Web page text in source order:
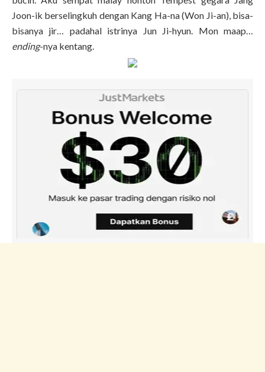
Joon-ik berselingkuh dengan Kang Ha-na (Won Ji-an), bisa-
bisanya jir… padahal istrinya Jun Ji-hyun. Mon maap…
ending-nya kentang.